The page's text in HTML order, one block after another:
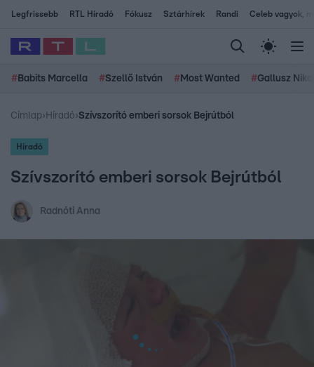
Legfrissebb RTL Híradó Fókusz Sztárhírek Randi Celeb vagyok,
# Babits Marcella #Szellő István # Most Wanted #Gallusz
Címlap› Híradó›Szívszorító emberi sorsok Bejrútból
Híradó
Szívszorító emberi sorsok Bejrútból
Radnóti Anna